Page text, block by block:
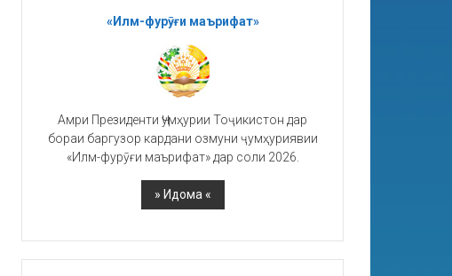
«Илм-фурӯғи маърифат»
Амри Президенти Ҷумҳурии Тоҷикистон дар
бораи баргузор кардани озмуни ҷумҳуриявии
«Илм-фурӯғи маърифат» дар соли 2026.